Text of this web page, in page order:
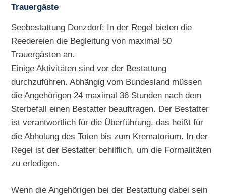
Trauergäste
Seebestattung Donzdorf: In der Regel bieten die
Reedereien die Begleitung von maximal 50
Trauergästen an.
Einige Aktivitäten sind vor der Bestattung
durchzuführen. Abhängig vom Bundesland müssen
die Angehörigen 24 maximal 36 Stunden nach dem
Sterbefall einen Bestatter beauftragen. Der Bestatter
ist verantwortlich für die Überführung, das heißt für
die Abholung des Toten bis zum Krematorium. In der
Regel ist der Bestatter behilflich, um die Formalitäten
zu erledigen.
Wenn die Angehörigen bei der Bestattung dabei sein